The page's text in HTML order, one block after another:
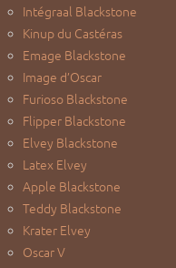
Intégraal Blackstone
Kinup du Castéras
Emage Blackstone
Image d’Oscar
Furioso Blackstone
Flipper Blackstone
Elvey Blackstone
Latex Elvey
Apple Blackstone
Teddy Blackstone
Krater Elvey
Oscar V